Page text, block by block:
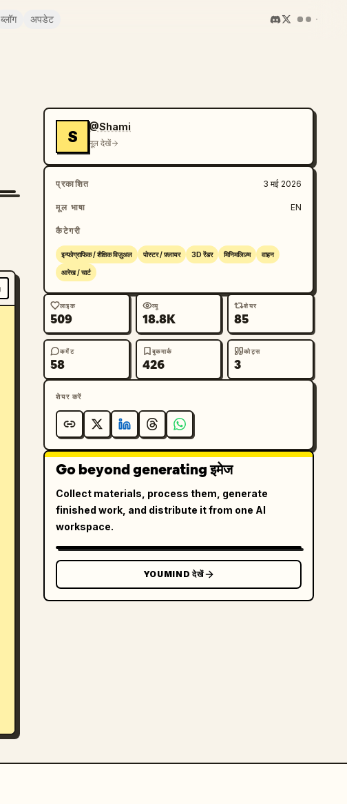
ब्लॉग अपडेट
S
@Shami
मूल देखें
प्रकाशित 3 मई 2026
मूल भाषा EN
कैटेगरी
इन्फोग्राफिक / शैक्षिक विज़ुअल पोस्टर / फ़्लायर 3D रेंडर मिनिमलिज़्म वाहन
आरेख / चार्ट
लाइक
509
व्यू
18.8K
शेयर
85
कमेंट
58
बुकमार्क
426
कोट्स
3
शेयर करें
Go beyond generating इमेज
Collect materials, process them, generate
finished work, and distribute it from one AI
workspace.
YOUMIND देखें